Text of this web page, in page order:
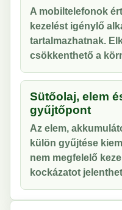
A mobiltelefonok
kezelést igénylő
tartalmazhatnak.
csökkenthető a
Sütőolaj, elem
gyűjtőpont
Az elem,
külön gyűjtése
nem megfelelő
kockázatot